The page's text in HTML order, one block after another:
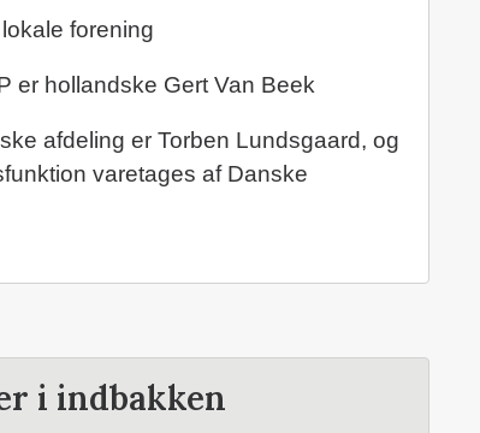
forening
er hollandske Gert Van Beek
afdeling er Torben Lundsgaard, og
varetages af Danske
i indbakken